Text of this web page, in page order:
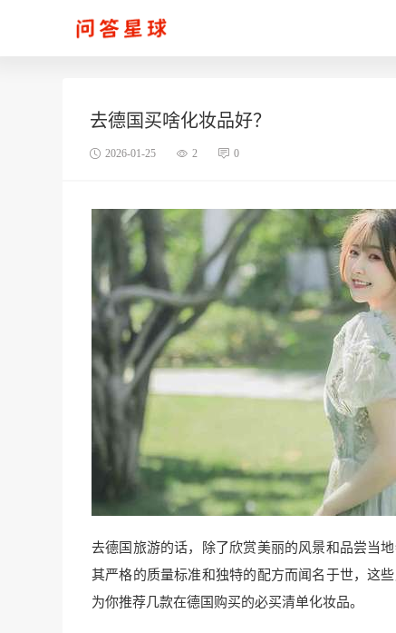
去德国买啥化妆品好？
2026-01-25 2 0
去德国旅游的话，除了欣赏美丽的风景和品尝当
其严格的质量标准和独特的配方而闻名于世，这
为你推荐几款在德国购买的必买清单化妆品。